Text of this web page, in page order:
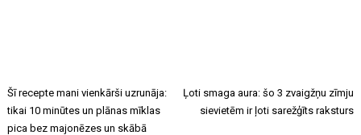
Šī recepte mani vienkārši uzrunāja:
tikai 10 minūtes un plānas mīklas
pica bez majonēzes un skābā
Ļoti smaga aura: šo 3 zvaigžņu zīmju
sievietēm ir ļoti sarežģīts raksturs